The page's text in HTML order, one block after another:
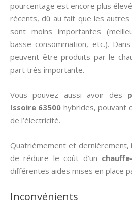
pourcentage est encore plus
récents, dû au fait que les
sont moins importantes
basse consommation, etc.).
peuvent être produits par le
part très importante.
Vous pouvez aussi avoir des
Issoire 63500 hybrides, pouvant
de l’électricité.
Quatrièmement et
de réduire le coût d’un
différentes aides mises en place
Inconvénients